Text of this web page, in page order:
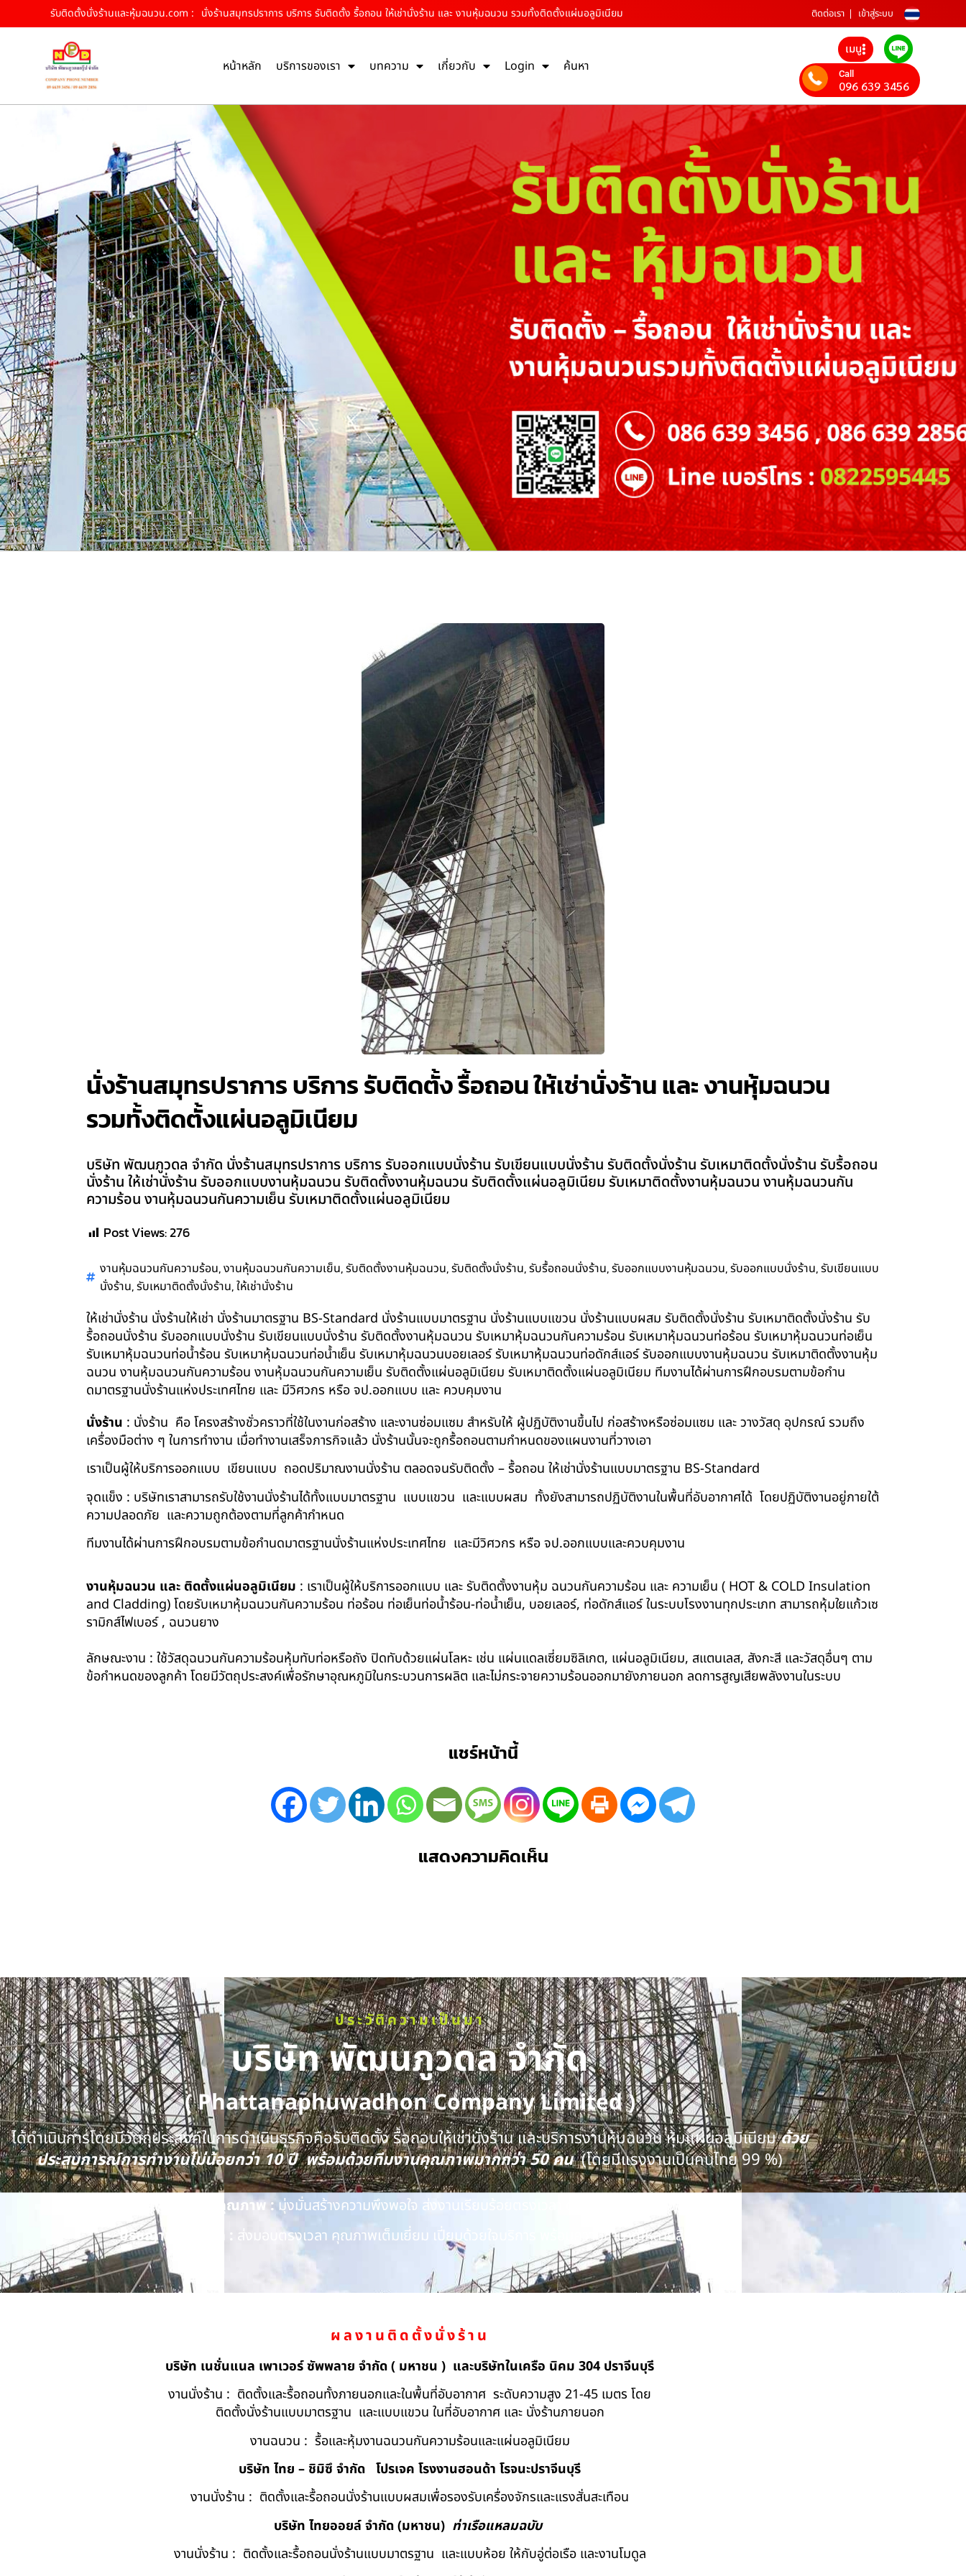
รับติดตั้งนั่งร้านและหุ้มฉนวน.com : นั่งร้านสมุทรปราการ บริการ รับติดตั้ง รื้อถอน ให้เช่านั่งร้าน และ งานหุ้มฉนวน รวมทั้งติดตั้งแผ่นอลูมิเนียม ติดต่อเรา เข้าสู่ระบบ
หน้าหลัก บริการของเรา บทความ เกี่ยวกับ Login ค้นหา
เมนู
Call
096 639 3456
นั่งร้านสมุทรปราการ บริการ รับติดตั้ง รื้อถอน ให้เช่านั่งร้าน และ งานหุ้มฉนวน
รวมทั้งติดตั้งแผ่นอลูมิเนียม
บริษัท พัฒนภูวดล จำกัด นั่งร้านสมุทรปราการ บริการ รับออกแบบนั่งร้าน รับเขียนแบบนั่งร้าน รับติดตั้งนั่งร้าน รับเหมาติดตั้งนั่งร้าน รับรื้อถอน
นั่งร้าน ให้เช่านั่งร้าน รับออกแบบงานหุ้มฉนวน รับติดตั้งงานหุ้มฉนวน รับติดตั้งแผ่นอลูมิเนียม รับเหมาติดตั้งงานหุ้มฉนวน งานหุ้มฉนวนกัน
ความร้อน งานหุ้มฉนวนกันความเย็น รับเหมาติดตั้งแผ่นอลูมิเนียม
Post Views:276
งานหุ้มฉนวนกันความร้อน,งานหุ้มฉนวนกันความเย็น,รับติดตั้งงานหุ้มฉนวน,รับติดตั้งนั่งร้าน,รับรื้อถอนนั่งร้าน,รับออกแบบงานหุ้มฉนวน,รับออกแบบนั่งร้าน,รับเขียนแบบ
นั่งร้าน,รับเหมาติดตั้งนั่งร้าน,ให้เช่านั่งร้าน
ให้เช่านั่งร้าน นั่งร้านให้เช่า นั่งร้านมาตรฐาน BS-Standard นั่งร้านแบบมาตรฐาน นั่งร้านแบบแขวน นั่งร้านแบบผสม รับติดตั้งนั่งร้าน รับเหมาติดตั้งนั่งร้าน รับ
รื้อถอนนั่งร้าน รับออกแบบนั่งร้าน รับเขียนแบบนั่งร้าน รับติดตั้งงานหุ้มฉนวน รับเหมาหุ้มฉนวนกันความร้อน รับเหมาหุ้มฉนวนท่อร้อน รับเหมาหุ้มฉนวนท่อเย็น
รับเหมาหุ้มฉนวนท่อน้ำร้อน รับเหมาหุ้มฉนวนท่อน้ำเย็น รับเหมาหุ้มฉนวนบอยเลอร์ รับเหมาหุ้มฉนวนท่อดักส์แอร์ รับออกแบบงานหุ้มฉนวน รับเหมาติดตั้งงานหุ้ม
ฉนวน งานหุ้มฉนวนกันความร้อน งานหุ้มฉนวนกันความเย็น รับติดตั้งแผ่นอลูมิเนียม รับเหมาติดตั้งแผ่นอลูมิเนียม ทีมงานได้ผ่านการฝึกอบรมตามข้อกำน
ดมาตรฐานนั่งร้านแห่งประเทศไทย และ มีวิศวกร หรือ จป.ออกแบบ และ ควบคุมงาน
นั่งร้าน : นั่งร้าน คือ โครงสร้างชั่วคราวที่ใช้ในงานก่อสร้าง และงานซ่อมแซม สำหรับให้ ผู้ปฏิบัติงานขึ้นไป ก่อสร้างหรือซ่อมแซม และ วางวัสดุ อุปกรณ์ รวมถึง
เครื่องมือต่าง ๆ ในการทำงาน เมื่อทำงานเสร็จภารกิจแล้ว นั่งร้านนั้นจะถูกรื้อถอนตามกำหนดของแผนงานที่วางเอา
เราเป็นผู้ให้บริการออกแบบ เขียนแบบ ถอดปริมาณงานนั่งร้าน ตลอดจนรับติดตั้ง – รื้อถอน ให้เช่านั่งร้านแบบมาตรฐาน BS-Standard
จุดแข็ง : บริษัทเราสามารถรับใช้งานนั่งร้านได้ทั้งแบบมาตรฐาน แบบแขวน และแบบผสม ทั้งยังสามารถปฏิบัติงานในพื้นที่อับอากาศได้ โดยปฏิบัติงานอยู่ภายใต้
ความปลอดภัย และความถูกต้องตามที่ลูกค้ากำหนด
ทีมงานได้ผ่านการฝึกอบรมตามข้อกำนดมาตรฐานนั่งร้านแห่งประเทศไทย และมีวิศวกร หรือ จป.ออกแบบและควบคุมงาน
งานหุ้มฉนวน และ ติดตั้งแผ่นอลูมิเนียม : เราเป็นผู้ให้บริการออกแบบ และ รับติดตั้งงานหุ้ม ฉนวนกันความร้อน และ ความเย็น ( HOT & COLD Insulation
and Cladding) โดยรับเหมาหุ้มฉนวนกันความร้อน ท่อร้อน ท่อเย็นท่อน้ำร้อน-ท่อน้ำเย็น, บอยเลอร์, ท่อดักส์แอร์ ในระบบโรงงานทุกประเภท สามารถหุ้มใยแก้วเซ
รามิกส์ไฟเบอร์ , ฉนวนยาง
ลักษณะงาน : ใช้วัสดุฉนวนกันความร้อนหุ้มทับท่อหรือถัง ปิดทับด้วยแผ่นโลหะ เช่น แผ่นแดลเซี่ยมซิลิเกต, แผ่นอลูมิเนียม, สแตนเลส, สังกะสี และวัสดุอื่นๆ ตาม
ข้อกำหนดของลูกค้า โดยมีวัตถุประสงค์เพื่อรักษาอุณหภูมิในกระบวนการผลิต และไม่กระจายความร้อนออกมายังภายนอก ลดการสูญเสียพลังงานในระบบ
แชร์หน้านี้
แสดงความคิดเห็น
ประวัติความเป็นมา
บริษัท พัฒนภูวดล จำกัด
( Phattanaphuwadhon Company Limited )
ได้ดำเนินการโดยมีวัตถุประสงค์ในการดำเนินธุรกิจคือรับติดตั้ง รื้อถอนให้เช่านั่งร้าน และบริการงานหุ้มฉนวน หุ้มแผ่นอลูมิเนียมด้วย
ประสบการณ์การทำงานไม่น้อยกว่า 10 ปี พร้อมด้วยทีมงานคุณภาพมากกว่า 50 คน(โดยมีแรงงานเป็นคนไทย 99 %)
นโยบายด้านคุณภาพ : มุ่งมั่นสร้างความพึงพอใจ ส่งงานเรียบร้อยตรงเวลา ด้วยทีมงานคุณภาพ
ปรัชญาของบริษัท : ส่งมอบตรงเวลา คุณภาพเต็มเยี่ยม เปี่ยมด้วยใจบริการ พร้อมความชำนาญหลายสิบปี
ผลงานติดตั้งนั่งร้าน
บริษัท เนชั่นแนล เพาเวอร์ ซัพพลาย จำกัด ( มหาชน ) และบริษัทในเครือ นิคม 304 ปราจีนบุรี
งานนั่งร้าน : ติดตั้งและรื้อถอนทั้งภายนอกและในพื้นที่อับอากาศ ระดับความสูง 21-45 เมตร โดย
ติดตั้งนั่งร้านแบบมาตรฐาน และแบบแขวน ในที่อับอากาศ และ นั่งร้านภายนอก
งานฉนวน : รื้อและหุ้มงานฉนวนกันความร้อนและแผ่นอลูมิเนียม
บริษัท ไทย – ชิมิซึ จำกัด โปรเจค โรงงานฮอนด้า โรจนะปราจีนบุรี
งานนั่งร้าน : ติดตั้งและรื้อถอนนั่งร้านแบบผสมเพื่อรองรับเครื่องจักรและแรงสั่นสะเทือน
บริษัท ไทยออยล์ จํากัด (มหาชน) ท่าเรือแหลมฉบับ
งานนั่งร้าน : ติดตั้งและรื้อถอนนั่งร้านแบบมาตรฐาน และแบบห้อย ให้กับอู่ต่อเรือ และงานโมดูล